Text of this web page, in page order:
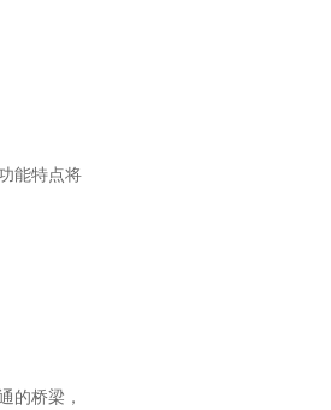
能特点将
的桥梁，